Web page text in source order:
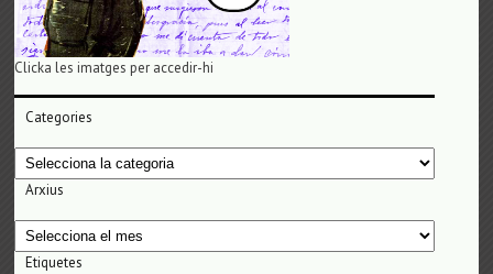
Clicka les imatges per accedir-hi
Categories
Categories
Arxius
Arxius
Etiquetes